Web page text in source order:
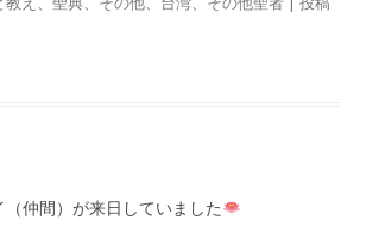
仲間）が来日していました